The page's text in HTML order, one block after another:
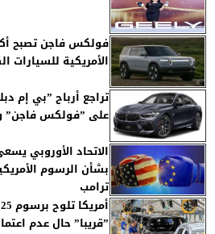
فولكس فاجن تصبح
الأمريكية للسيارات
تراجع أرباح ”بي إم
على ”فولكس
الاتحاد الأوروبي
بشأن الرسوم
ترامب
”قريبا” حال عدم